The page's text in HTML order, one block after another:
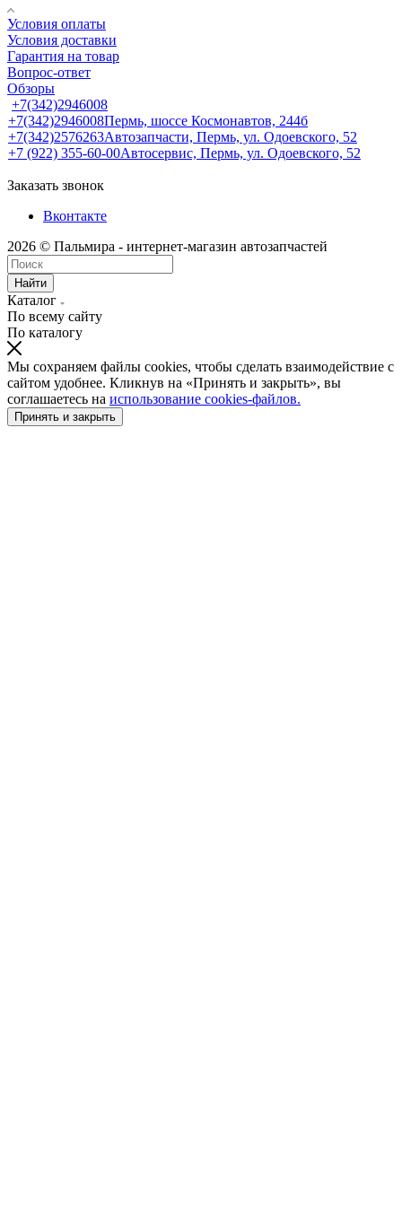
Условия оплаты
Условия доставки
Гарантия на товар
Вопрос-ответ
Обзоры
+7(342)2946008
+7(342)2946008Пермь, шоссе Космонавтов, 244б
+7(342)2576263Автозапчасти, Пермь, ул. Одоевского, 52
+7 (922) 355-60-00Автосервис, Пермь, ул. Одоевского, 52
Заказать звонок
Вконтакте
2026 © Пальмира - интернет-магазин автозапчастей
Найти
Каталог
По всему сайту
По каталогу
Мы сохраняем файлы cookies, чтобы сделать взаимодействие с
сайтом удобнее. Кликнув на «Принять и закрыть», вы
соглашаетесь на использование cookies-файлов.
Принять и закрыть